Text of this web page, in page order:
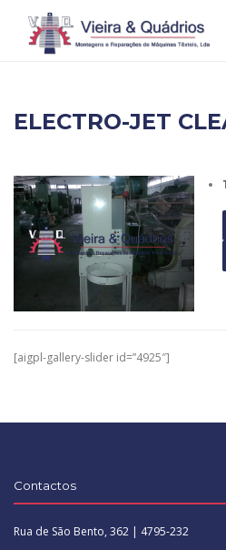
Vieira e Quádrios
Reparações de
Lda.
ELECTRO-JET
[aigpl-gallery-slider id=”4925″]
Contactos
Rua de São Bento, 362 | 4795-232